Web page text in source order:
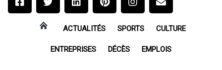
ACTUALITÉS SPORTS CULTURE
ENTREPRISES DÉCÈS EMPLOIS